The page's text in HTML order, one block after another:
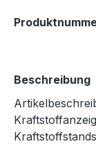
Beschreibung